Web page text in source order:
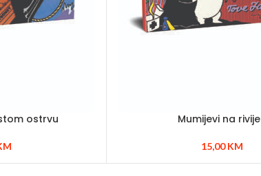
ostrvu Mumijevi na
15,00KM